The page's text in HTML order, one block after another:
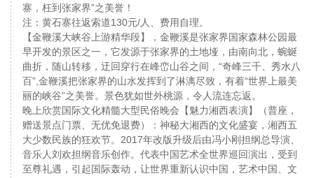
寨，枉到张家界”之美誉！
注：黄石寨往返索道130元/人、费用自理。
【金鞭溪大峡谷上游精华段】，金鞭溪是张家界国家森林公园最
早开发的景区之一，它发源于张家界的土地垭，由南向北，蜿蜒
曲折，随山转移，迂回穿行在峰峦山谷之间，“奇峰三千、秀水八
百”,金鞭溪把张家界的山水发挥到了淋漓尽致，有着“世界上最美
丽的峡谷”之美誉。景色犹如世外桃源，令人流连忘返。
晚上欣赏国际文化精髓大型民俗晚会【魅力湘西表演】（普座，
赠送景点门票、无优免退费）：神秘大湘西的文化盛宴，湘西五
大少数民族的狂欢节。2017年改版升级后由冯小刚担纲总导演、
音乐人刘欢担纲音乐创作。代表中国艺术全世界巡回演出，受到
至尊礼遇，引起国际轰动，让世界重新认识中国，艺术中国、文